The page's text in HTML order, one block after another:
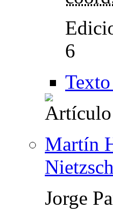
6
Martín
Jorge